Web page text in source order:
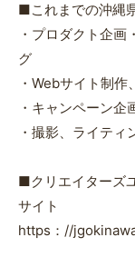
■これまでの沖縄
・プロダクト企
グ
・Webサイト制
・キャンペーン企
・撮影、ライテ
■クリエイターズ
サイト
https：//